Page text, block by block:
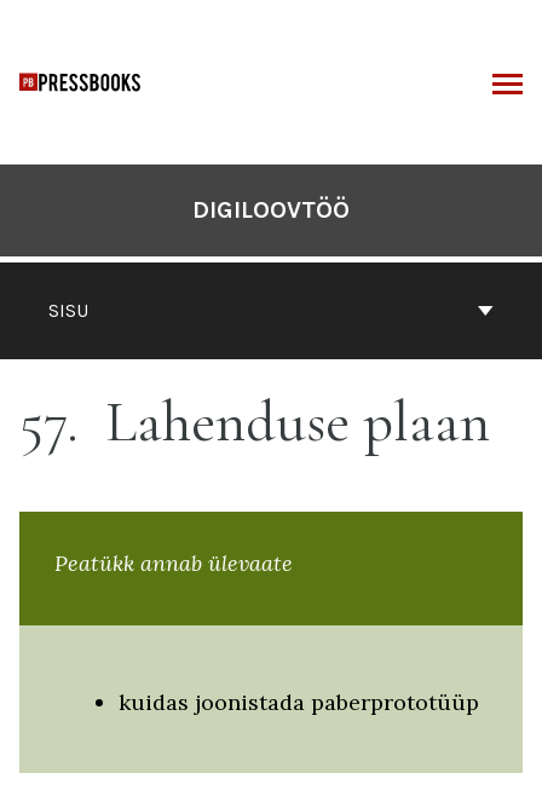
juurde
SISU
DIGILOOVTÖÖ
57 Lahenduse plaan
Peatükk annab ülevaate
kuidas joonistada paberprototüüp